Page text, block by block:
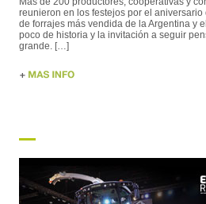
reunieron en los festejos por el aniversario
de forrajes más vendida de la Argentina y
poco de historia y la invitación a seguir
grande. […]